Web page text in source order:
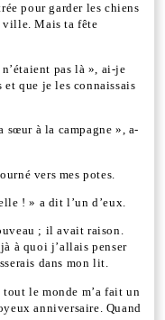
pour garder les chiens
ville. Mais ta fête
pas là », ai-je
que je les connaissais
sœur à la campagne », a-
vers mes potes.
! » a dit l’un d’eux.
; il avait raison.
à quoi j’allais penser
dans mon lit.
tout le monde m’a fait un
anniversaire. Quand